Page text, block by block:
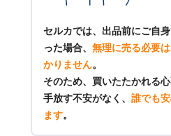
セルカでは、出品前にご自
った場合、 無理に売る必要
かりません。
そのため、買いたたかれる
手放す不安がなく、 誰でも
ます。